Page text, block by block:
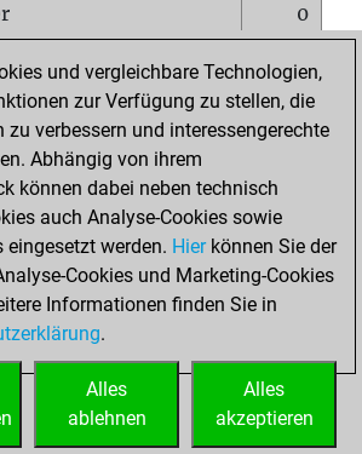
0
Brett
0
0
siebten
0
und vergleichbare Technologien,
zur Verfügung zu stellen, die
zu verbessern und interessengerechte
Abhängig von ihrem
können dabei neben technisch
auch Analyse-Cookies sowie
eingesetzt werden. Hierkönnen Sie der
Cookies und Marketing-Cookies
Informationen finden Sie in
.
Alles
akzeptieren
Alles
ablehnen